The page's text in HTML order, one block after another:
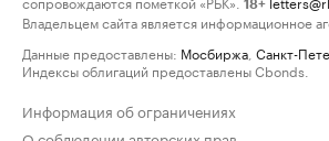
18+
Владельцем сайта является информационное
Данные предоставлены: Мосбиржа Санкт-
Индексы облигаций предоставлены Cbonds.
Информация об ограничениях